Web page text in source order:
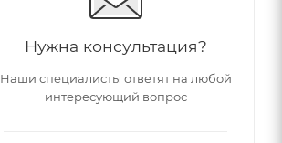
Нужна консультация?
Наши специалисты ответят на любой
интересующий вопрос